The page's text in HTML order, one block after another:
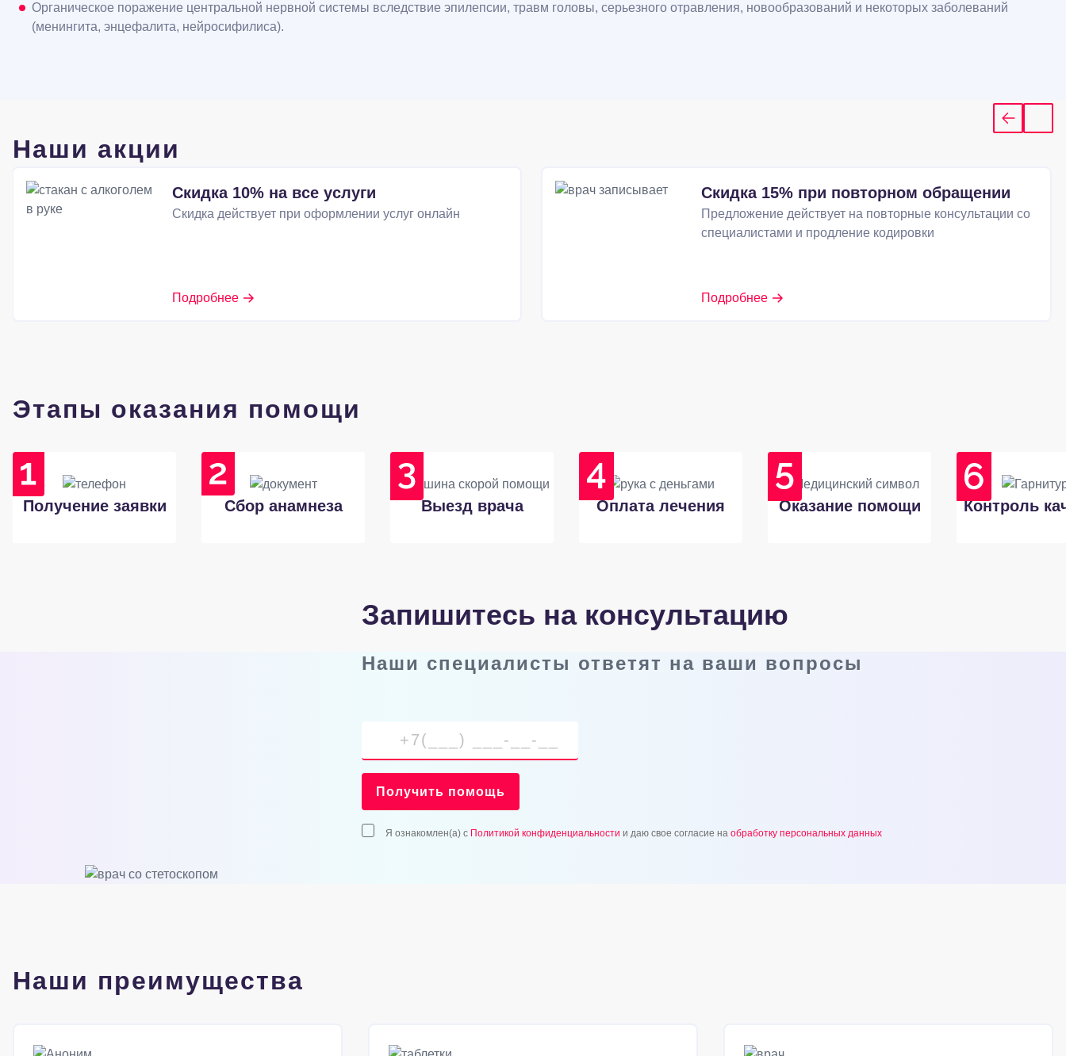
Органическое поражение центральной нервной системы вследствие эпилепсии, травм головы, серьезного отравления, новообразований и некоторых заболеваний
(менингита, энцефалита, нейросифилиса).
Наши акции
Скидка 10% на все услуги
Скидка действует при оформлении услуг онлайн
Подробнее
Скидка 15% при повторном обращении
Предложение действует на повторные консультации со
специалистами и продление кодировки
Подробнее
Этапы оказания помощи
Получение заявки Сбор анамнеза Выезд врача Оплата лечения Оказание помощи Контроль
Запишитесь на консультацию
Наши специалисты ответят на ваши вопросы
Получить помощь
Я ознакомлен(а) с Политикой конфиденциальности и даю свое согласие на обработку персональных данных
Наши преимущества